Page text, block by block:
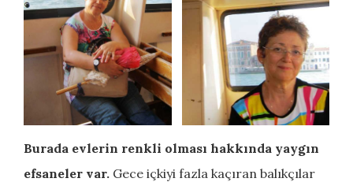
Burada evlerin renkli olması hakkında yaygın
efsaneler var. Gece içkiyi fazla kaçıran balıkçılar